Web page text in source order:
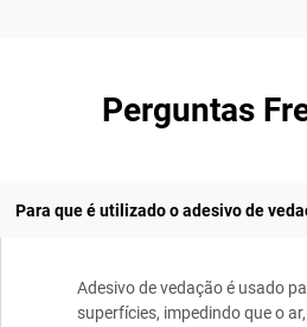
Perguntas
Para que é utilizado o adesivo de
Adesivo de vedação é usado
superfícies, impedindo que o